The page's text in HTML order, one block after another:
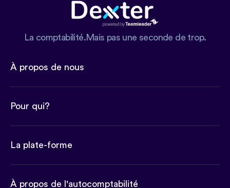
La comptabilité.Mais pas une seconde de trop.
À propos de nous
Pour qui?
La plate-forme
À propos de l'autocomptabilité